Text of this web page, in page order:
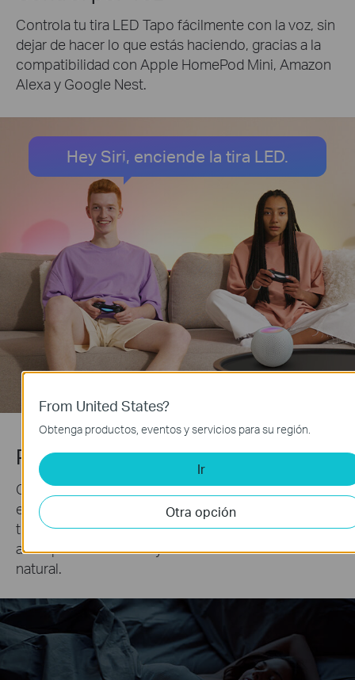
Controla tu tira LED Tapo fácilmente con la voz, sin
dejar de hacer lo que estás haciendo, gracias a la
compatibilidad con Apple HomePod Mini, Amazon
Alexa y Google Nest.
Hey Siri, enciende la tira LED.
Programa Rutinas
Con al App Tapo puedes programar cuándo se
enciende o apaga la tira LED así como el brillo, el
tono y los efectos. Imagina una luz que te
acompaña al costarte y levantarte de una forma
natural.
From United States?
Obtenga productos, eventos y servicios para su región.
Ir
Otra opción